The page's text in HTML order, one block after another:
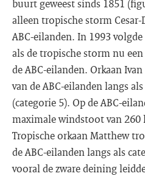
buurt geweest sinds 1851
alleen tropische storm
ABC-eilanden. In 1993
als de tropische storm nu
de ABC-eilanden. Orkaan
van de ABC-eilanden langs
(categorie 5). Op de ABC-
maximale windstoot van 260
Tropische orkaan Matthew
de ABC-eilanden langs als
vooral de zware deining